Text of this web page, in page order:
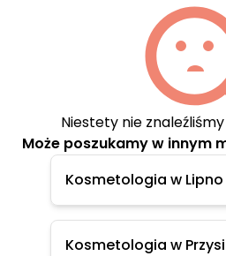
Niestety nie
Może poszukamy w innym
Kosmetologia w Lipno
Kosmetologia w